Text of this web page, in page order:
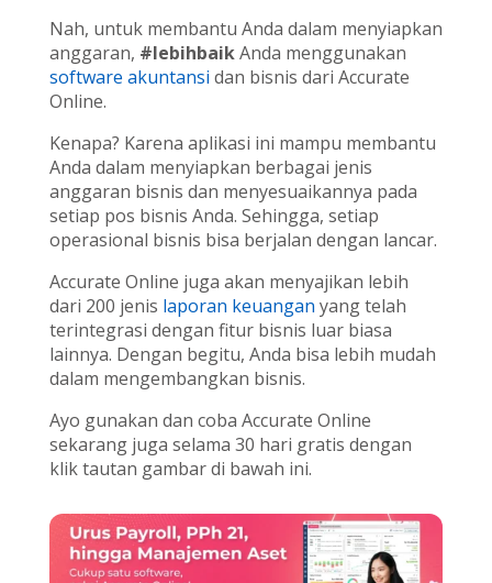
Nah, untuk membantu Anda dalam menyiapkan
anggaran, #lebihbaikAnda menggunakan
software akuntansi dan bisnis dari Accurate
Online.
Kenapa? Karena aplikasi ini mampu membantu
Anda dalam menyiapkan berbagai jenis
anggaran bisnis dan menyesuaikannya pada
setiap pos bisnis Anda. Sehingga, setiap
operasional bisnis bisa berjalan dengan lancar.
Accurate Online juga akan menyajikan lebih
dari 200 jenis laporan keuangan yang telah
terintegrasi dengan fitur bisnis luar biasa
lainnya. Dengan begitu, Anda bisa lebih mudah
dalam mengembangkan bisnis.
Ayo gunakan dan coba Accurate Online
sekarang juga selama 30 hari gratis dengan
klik tautan gambar di bawah ini.